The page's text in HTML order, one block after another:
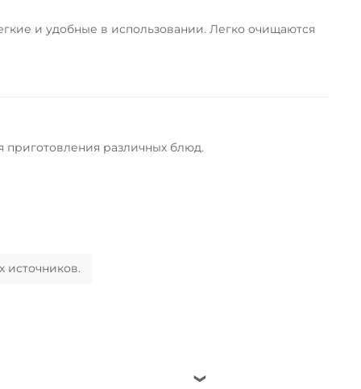
и удобные в использовании. Легко очищаются
различных блюд.
источников.